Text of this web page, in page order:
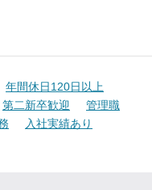
年間休日120日以上
第二新卒歓迎
管理職
入社実績あり